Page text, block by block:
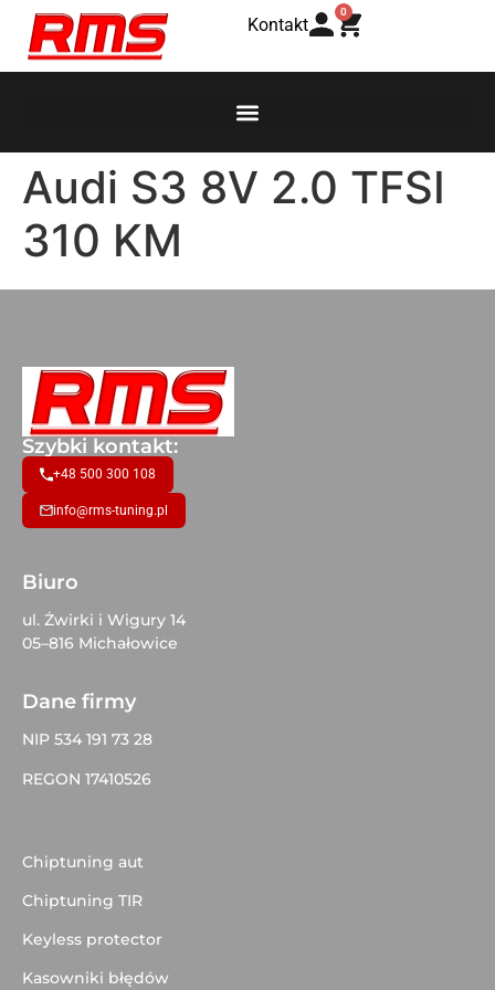
Kontakt
0
Audi S3 8V 2.0 TFSI
310 KM
Szybki kontakt:
+48 500 300 108
info@rms-tuning.pl
Biuro
ul. Żwirki i Wigury 14
05–816 Michałowice
Dane firmy
NIP 534 191 73 28
REGON 17410526
Chiptuning aut
Chiptuning TIR
Keyless protector
Kasowniki błędów